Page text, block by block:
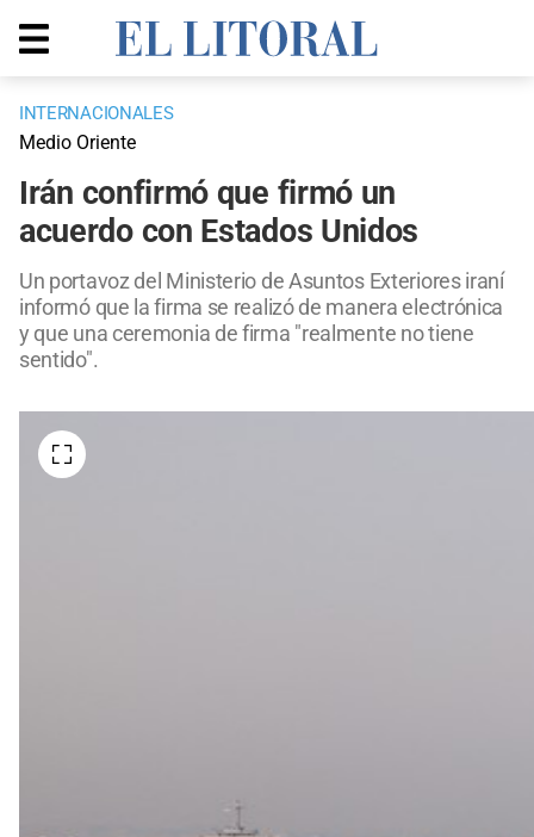
INTERNACIONALES
Medio Oriente
Irán confirmó que firmó un
acuerdo con Estados Unidos
Un portavoz del Ministerio de Asuntos Exteriores iraní
informó que la firma se realizó de manera electrónica
y que una ceremonia de firma "realmente no tiene
sentido".